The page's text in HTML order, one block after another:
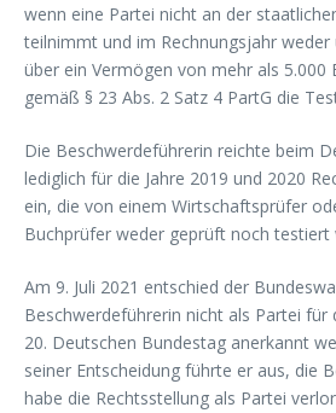
wenn eine Partei nicht an der
teilnimmt und im Rechnungsjahr weder
über ein Vermögen von mehr als
gemäß § 23 Abs. 2 Satz 4 PartG die
Die Beschwerdeführerin reichte beim
lediglich für die Jahre 2019 und 2020
ein, die von einem Wirtschaftsprüfer
Buchprüfer weder geprüft noch testiert
Am 9. Juli 2021 entschied der
Beschwerdeführerin nicht als Partei für
20. Deutschen Bundestag anerkannt
seiner Entscheidung führte er aus, die
habe die Rechtsstellung als Partei